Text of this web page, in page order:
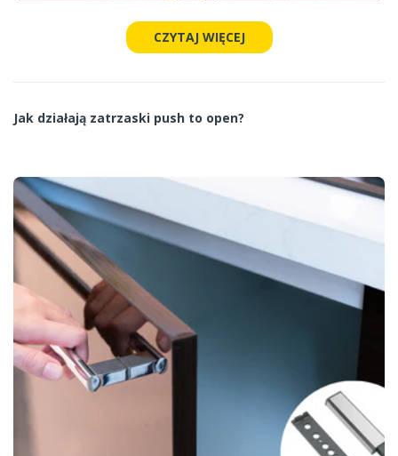
CZYTAJ WIĘCEJ
Jak działają zatrzaski push to open?